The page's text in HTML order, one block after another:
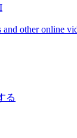
and other online
る